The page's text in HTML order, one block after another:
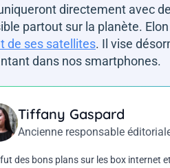
directement avec
partout sur la planète.
de ses satellites. Il vise
dans nos smartphones.
Tiffany Gaspard
Ancienne responsable
des bons plans sur les box internet